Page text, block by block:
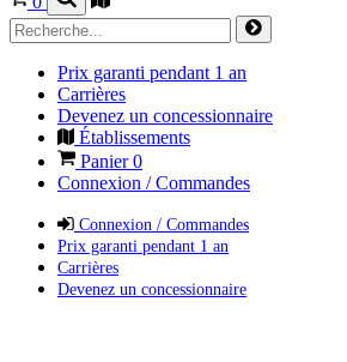
Prix garanti pendant 1 an
Carrières
Devenez un concessionnaire
Établissements
Panier0
Connexion / Commandes
Connexion / Commandes
Prix garanti pendant 1 an
Carrières
Devenez un concessionnaire